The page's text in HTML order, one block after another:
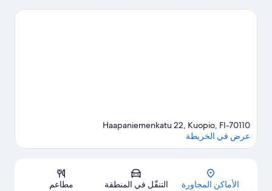
للمنطقة.هل تطلع إلى الاستمتاع بحضور حدث أو مباراة في أثناء تواجدك
الخريطة
Haapaniemenkatu 22, Kuopio, FI-70110
عرض في الخريطة
الأماكن المجاورة التنقّل في المنطقة مطاعم